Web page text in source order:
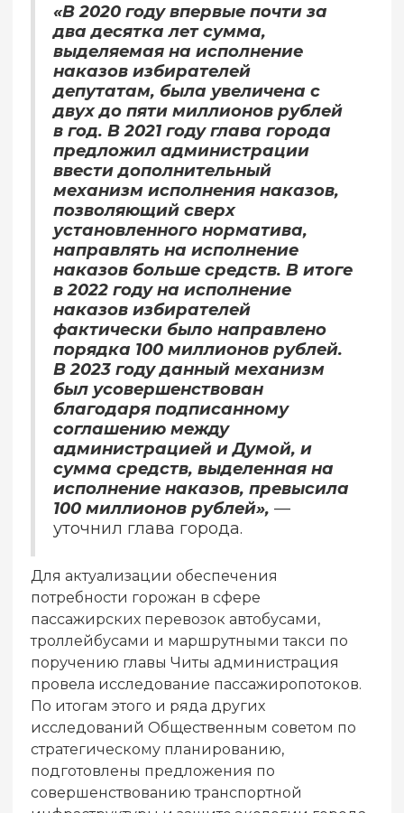
«В 2020 году впервые почти за
два десятка лет сумма,
выделяемая на исполнение
наказов избирателей
депутатам, была увеличена с
двух до пяти миллионов рублей
в год. В 2021 году глава города
предложил администрации
ввести дополнительный
механизм исполнения наказов,
позволяющий сверх
установленного норматива,
направлять на исполнение
наказов больше средств. В итоге
в 2022 году на исполнение
наказов избирателей
фактически было направлено
порядка 100 миллионов рублей.
В 2023 году данный механизм
был усовершенствован
благодаря подписанному
соглашению между
администрацией и Думой, и
сумма средств, выделенная на
исполнение наказов, превысила
100 миллионов рублей», —
уточнил глава города.
Для актуализации обеспечения
потребности горожан в сфере
пассажирских перевозок автобусами,
троллейбусами и маршрутными такси по
поручению главы Читы администрация
провела исследование пассажиропотоков.
По итогам этого и ряда других
исследований Общественным советом по
стратегическому планированию,
подготовлены предложения по
совершенствованию транспортной